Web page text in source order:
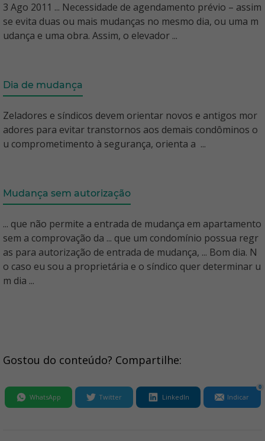
3 Ago 2011 ... Necessidade de agendamento prévio – assim
se evita duas ou mais mudanças no mesmo dia, ou uma m
udança e uma obra. Assim, o elevador ...
Dia de mudança
Zeladores e síndicos devem orientar novos e antigos mor
adores para evitar transtornos aos demais condôminos o
u comprometimento à segurança, orienta a ...
Mudança sem autorização
... que não permite a entrada de mudança em apartamento
sem a comprovação da ... que um condomínio possua regr
as para autorização de entrada de mudança, ... Bom dia. N
o caso eu sou a proprietária e o síndico quer determinar u
m dia ...
Gostou do conteúdo? Compartilhe:
WhatsApp Twitter LinkedIn Indicar
0